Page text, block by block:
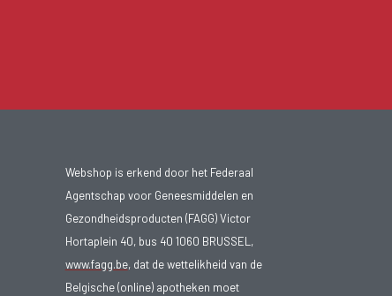
Webshop is erkend door het Federaal
Agentschap voor Geneesmiddelen en
Gezondheidsproducten (FAGG) Victor
Hortaplein 40, bus 40 1060 BRUSSEL,
www.fagg.be, dat de wettelikheid van de
Belgische (online) apotheken moet